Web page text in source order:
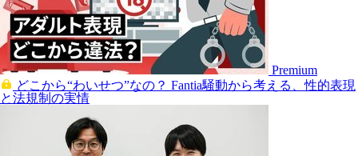
Premium
どこから“わいせつ”なの？ Fantia騒動から考える、性的表現
と法規制の実情